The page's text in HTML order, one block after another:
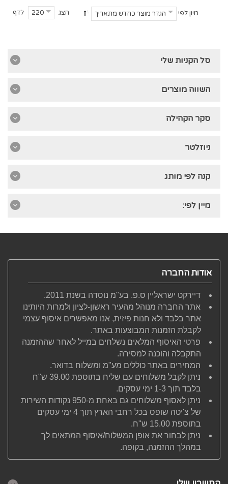
הצג 220 לדף מיון לפי הגדר מוצר כחדש מתאריך
סל הקניות שלי
השווה מוצרים
סקר הקהילה
ניוזלטר
קנה לפי מותג
מיין לפי:
אודות החברה
דיירקט ישראליין ס.פ. בע"מ נוסדה בשנת 2011.
אתר החברה מנוהל מהעיר ראשון-לציון ולמרות היותינו
אתר בלבד ולא חנות פיזית, אנו מאפשרים איסוף עצמי
לקבלת הזמנות המבוצעות באתר.
פרטי האיסוף המלאים נשלחים במייל לאחר שההזמנה
התקבלה והוכנה למסירה.
המחירים באתר כוללים מע"מ ומשלוח בדואר.
ניתן לקבל משלוחים עם שליח בתוספת 39.00 ש"ח
בלבד תוך 1-3 ימי עסקים.
ניתן לאסוף משלוחים גם באחת מ-950 נקודות השירות
של צ'יטה שופס בכל רחבי הארץ תוך 4 ימי עסקים
בתוספת 15.00 ש"ח.
ניתן לבחור את אופן המשלוח/איסוף המתאים לך
במהלך ההזמנה, בקופה.